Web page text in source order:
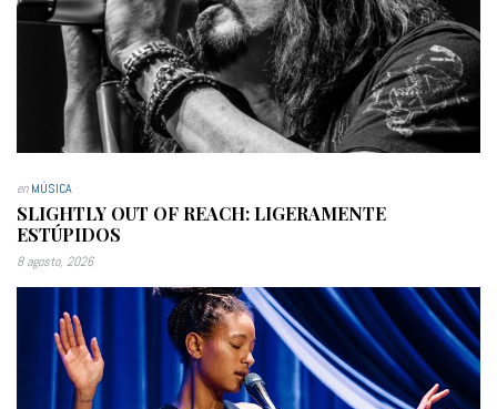
enMÚSICA
SLIGHTLY OUT OF REACH: LIGERAMENTE
ESTÚPIDOS
8 agosto, 2026